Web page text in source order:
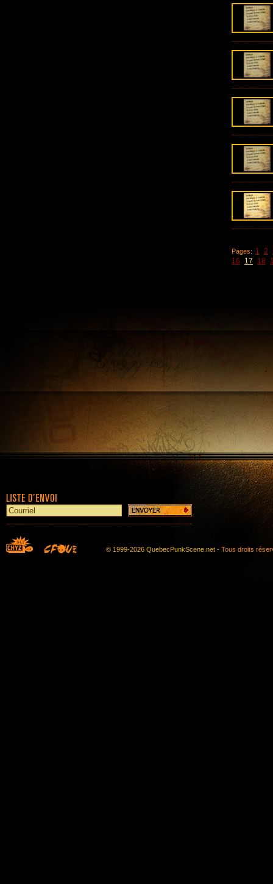
Pages: 1 2
16
17 18
© 1999-2026 QuebecPunkScene.net - Tous droits